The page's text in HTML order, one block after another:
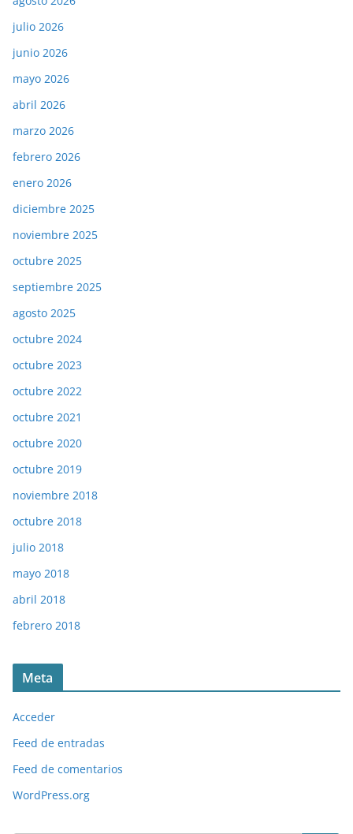
julio 2026
junio 2026
mayo 2026
abril 2026
marzo 2026
febrero 2026
enero 2026
diciembre 2025
noviembre 2025
octubre 2025
septiembre 2025
agosto 2025
octubre 2024
octubre 2023
octubre 2022
octubre 2021
octubre 2020
octubre 2019
noviembre 2018
octubre 2018
julio 2018
mayo 2018
abril 2018
febrero 2018
Meta
Acceder
Feed de entradas
Feed de comentarios
WordPress.org